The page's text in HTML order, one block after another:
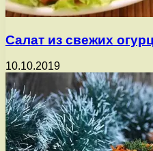
Салат из свежих
10.10.2019